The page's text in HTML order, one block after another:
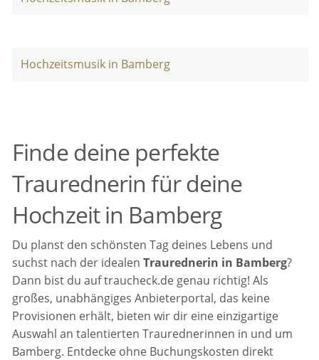
Hochzeitsmusik in Bamberg
Finde deine perfekte
Traurednerin für deine
Hochzeit in Bamberg
Du planst den schönsten Tag deines Lebens und
suchst nach der idealenTraurednerin in Bamberg?
Dann bist du auf traucheck.de genau richtig! Als
großes, unabhängiges Anbieterportal, das keine
Provisionen erhält, bieten wir dir eine einzigartige
Auswahl an talentierten Traurednerinnen in und um
Bamberg. Entdecke ohne Buchungskosten direkt